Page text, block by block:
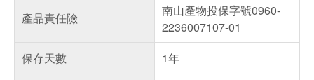
產品責任險
南山產物投保字號0960-
2236007107-01
保存天數
1年